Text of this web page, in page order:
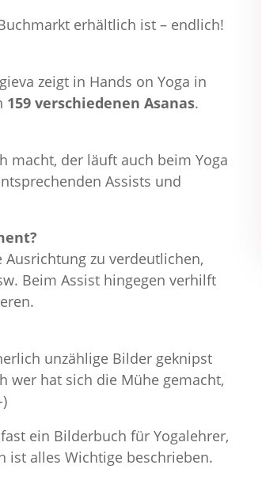
erhältlich ist – endlich!
zeigt in Hands on Yoga in
159 verschiedenen Asanas.
macht, der läuft auch beim Yoga
Assists und
zu verdeutlichen,
Beim Assist hingegen verhilft
unzählige Bilder geknipst
wer hat sich die Mühe gemacht,
ein Bilderbuch für Yogalehrer,
ist alles Wichtige beschrieben.